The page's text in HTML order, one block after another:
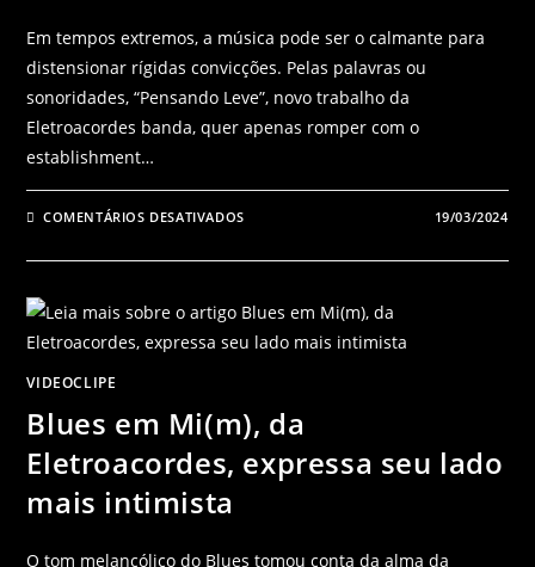
Em tempos extremos, a música pode ser o calmante para
distensionar rígidas convicções. Pelas palavras ou
sonoridades, “Pensando Leve”, novo trabalho da
Eletroacordes banda, quer apenas romper com o
establishment…
COMENTÁRIOS DESATIVADOS 19/03/2024
VIDEOCLIPE
Blues em Mi(m), da
Eletroacordes, expressa seu lado
mais intimista
O tom melancólico do Blues tomou conta da alma da